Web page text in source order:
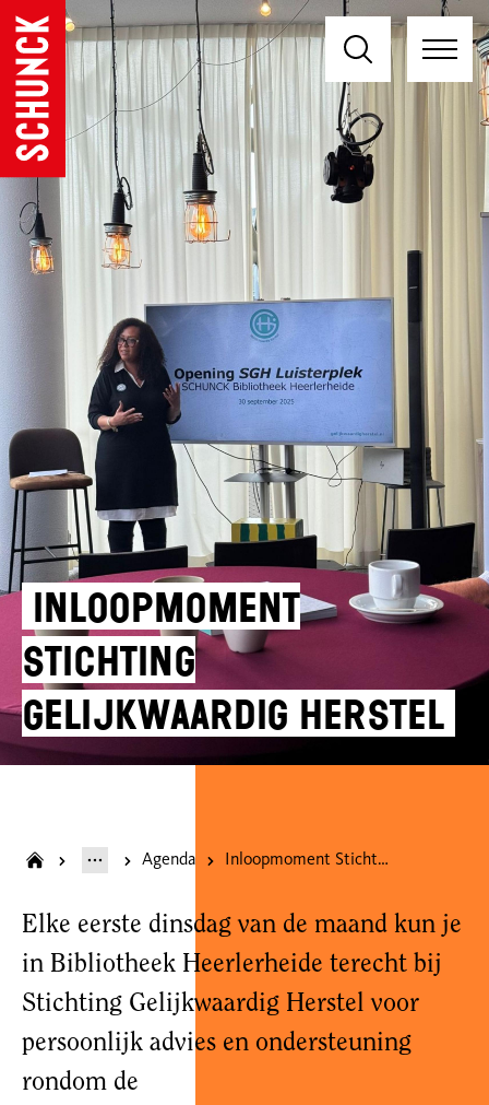
Inloopmoment
Stichting
Gelijkwaardig Herstel
Agenda Inloopmoment Stichting Gelijkwaardig Herstel
Elke eerste dinsdag van de maand kun je
in Bibliotheek Heerlerheide terecht bij
Stichting Gelijkwaardig Herstel voor
persoonlijk advies en ondersteuning
rondom de